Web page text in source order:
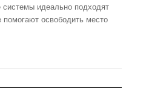
идеально подходят
освободить место